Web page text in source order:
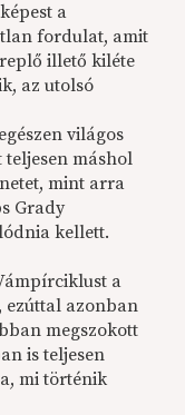
a
fordulat, amit
illető kiléte
az utolsó
világos
máshol
mint arra
Grady
kellett.
a
ezúttal azonban
megszokott
is teljesen
mi történik